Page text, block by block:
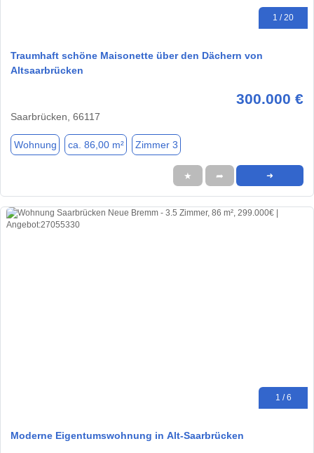
1 / 20
Traumhaft schöne Maisonette über den Dächern von
Altsaarbrücken
300.000 €
Saarbrücken, 66117
Wohnung ca. 86,00 m² Zimmer 3
★ ➦ ➜
1 / 6
Moderne Eigentumswohnung in Alt-Saarbrücken